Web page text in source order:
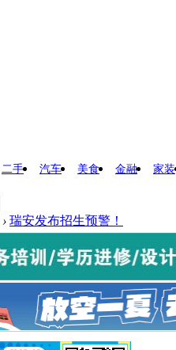
二手 汽车 美食 金融 家装
› 瑞安发布招生预警！